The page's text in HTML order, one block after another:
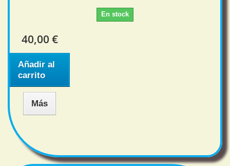
En stock
40,00 €
Añadir al
carrito
Más